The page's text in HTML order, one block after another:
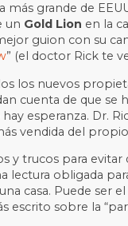
más grande de
un Gold Lion en la
guion con su
” (el doctor Rick te
los nuevos
cuenta de que se
esperanza. Dr.
vendida del
y trucos para evitar
lectura obligada
casa. Puede ser
escrito sobre la